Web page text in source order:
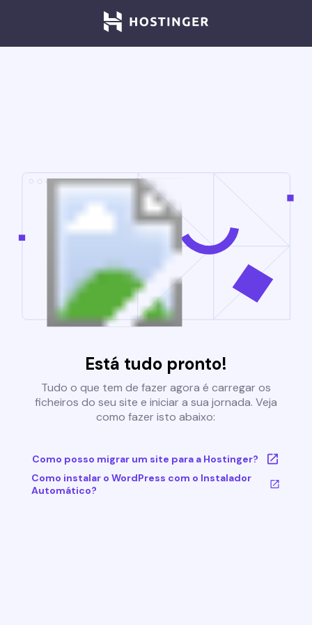
Está tudo pronto!
Tudo o que tem de fazer agora é carregar os
ficheiros do seu site e iniciar a sua jornada. Veja
como fazer isto abaixo:
Como posso migrar um site para a Hostinger?
Como instalar o WordPress com o Instalador
Automático?